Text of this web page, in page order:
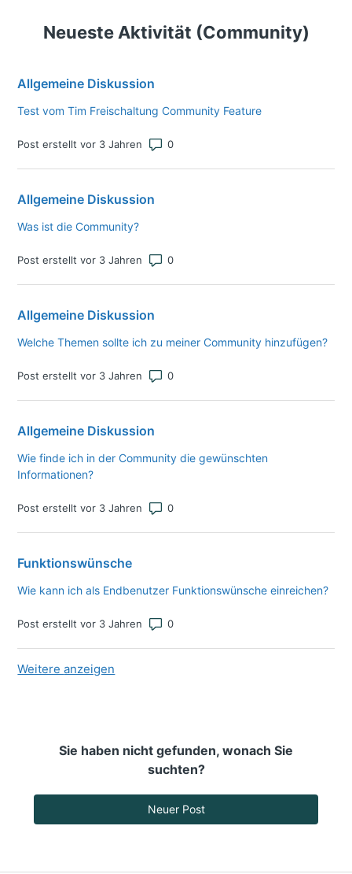
Neueste Aktivität (Community)
Allgemeine Diskussion
Test vom Tim Freischaltung Community Feature
Post erstellt vor 3 Jahren Anzahl von Kommentaren: 0
Allgemeine Diskussion
Was ist die Community?
Post erstellt vor 3 Jahren Anzahl von Kommentaren: 0
Allgemeine Diskussion
Welche Themen sollte ich zu meiner Community hinzufügen?
Post erstellt vor 3 Jahren Anzahl von Kommentaren: 0
Allgemeine Diskussion
Wie finde ich in der Community die gewünschten
Informationen?
Post erstellt vor 3 Jahren Anzahl von Kommentaren: 0
Funktionswünsche
Wie kann ich als Endbenutzer Funktionswünsche einreichen?
Post erstellt vor 3 Jahren Anzahl von Kommentaren: 0
WeitereElemente aus der neuesten Aktivität
anzeigen
Sie haben nicht gefunden, wonach Sie
suchten?
Neuer Post